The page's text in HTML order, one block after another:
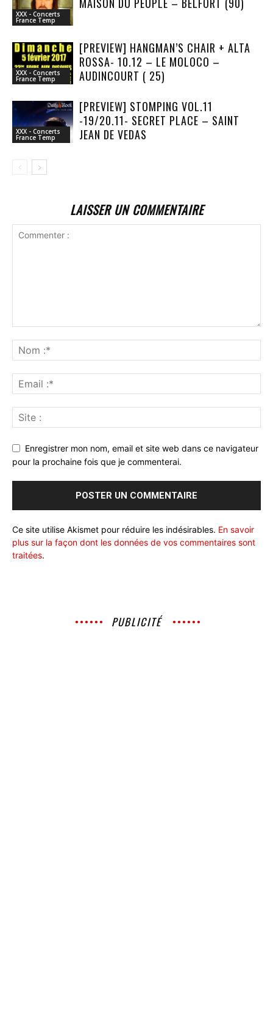
XXX - Concerts
France Temp
XXX - Concerts
France Temp
[PREVIEW] HANGMAN’S CHAIR + ALTA
ROSSA- 10.12 – LE MOLOCO –
AUDINCOURT ( 25)
XXX - Concerts
France Temp
[PREVIEW] STOMPING VOL.11
-19/20.11- SECRET PLACE – SAINT
JEAN DE VEDAS
LAISSER UN COMMENTAIRE
Enregistrer mon nom, email et site web dans ce navigateur
pour la prochaine fois que je commenterai.
Ce site utilise Akismet pour réduire les indésirables. En savoir
plus sur la façon dont les données de vos commentaires sont
traitées.
PUBLICITÉ